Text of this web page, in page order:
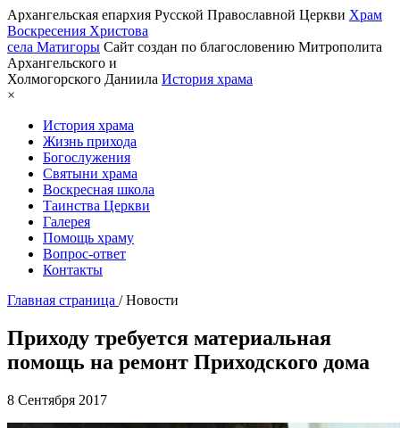
Архангельская епархия Русской Православной Церкви Храм
Воскресения Христова
села Матигоры Сайт создан по благословению Митрополита
Архангельского и
Холмогорского Даниила История храма
×
История храма
Жизнь прихода
Богослужения
Святыни храма
Воскресная школа
Таинства Церкви
Галерея
Помощь храму
Вопрос-ответ
Контакты
Главная страница /Новости
Приходу требуется материальная
помощь на ремонт Приходского дома
8 Сентября 2017